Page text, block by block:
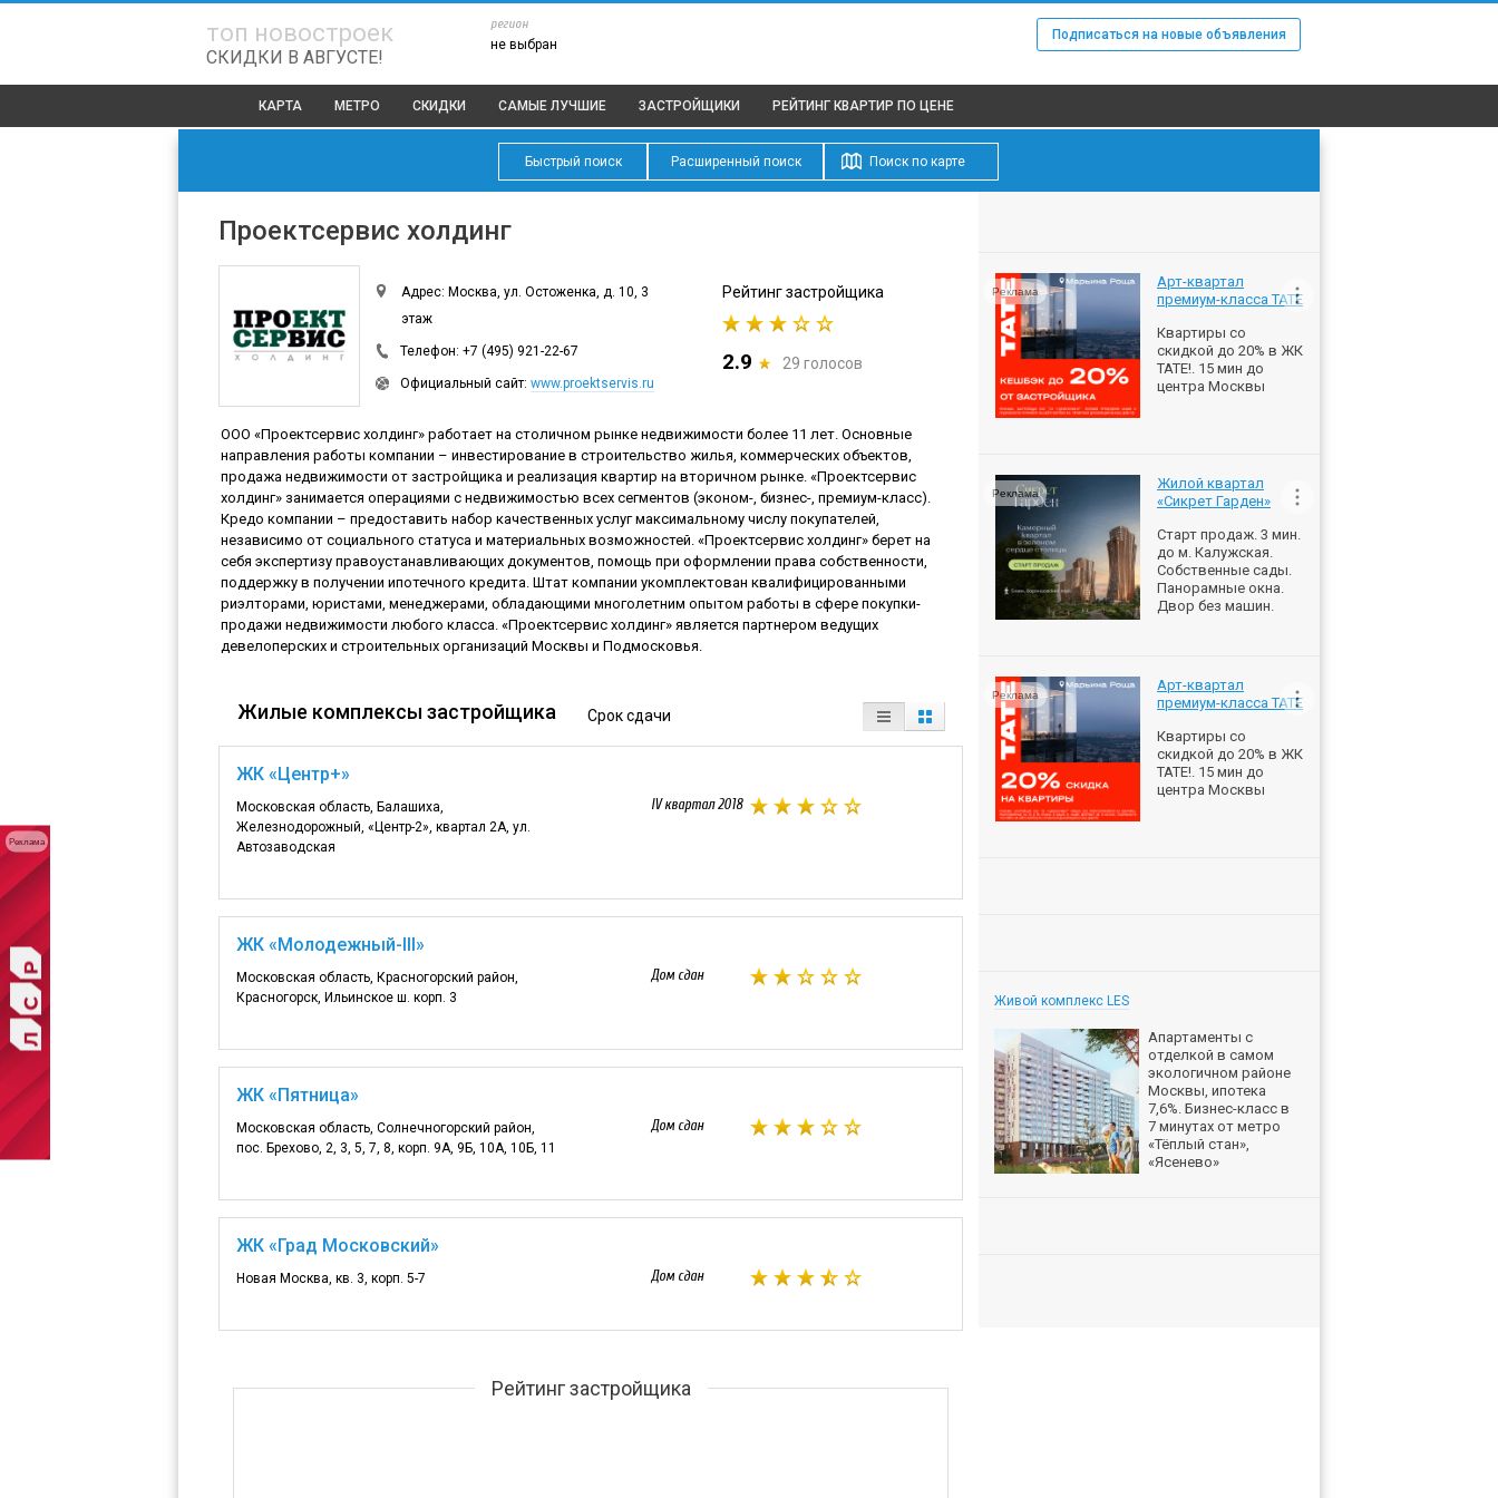
топ новостроек
СКИДКИ В АВГУСТЕ!
регион
не выбран
Подписаться на новые объявления
КАРТА МЕТРО СКИДКИ САМЫЕ ЛУЧШИЕ ЗАСТРОЙЩИКИ РЕЙТИНГ КВАРТИР ПО ЦЕНЕ
Быстрый поиск Расширенный поиск Поиск по карте
Проектсервис холдинг
Адрес: Москва, ул. Остоженка, д. 10, 3
этаж
Телефон: +7 (495) 921-22-67
Официальный сайт: www.proektservis.ru
Рейтинг застройщика
2.9 29 голосов
ООО «Проектсервис холдинг» работает на столичном рынке недвижимости более 11 лет. Основные
направления работы компании – инвестирование в строительство жилья, коммерческих объектов,
продажа недвижимости от застройщика и реализация квартир на вторичном рынке. «Проектсервис
холдинг» занимается операциями с недвижимостью всех сегментов (эконом-, бизнес-, премиум-класс).
Кредо компании – предоставить набор качественных услуг максимальному числу покупателей,
независимо от социального статуса и материальных возможностей. «Проектсервис холдинг» берет на
себя экспертизу правоустанавливающих документов, помощь при оформлении права собственности,
поддержку в получении ипотечного кредита. Штат компании укомплектован квалифицированными
риэлторами, юристами, менеджерами, обладающими многолетним опытом работы в сфере покупки-
продажи недвижимости любого класса. «Проектсервис холдинг» является партнером ведущих
девелоперских и строительных организаций Москвы и Подмосковья.
Жилые комплексы застройщика Срок сдачи
ЖК «Центр+»
Московская область, Балашиха,
Железнодорожный, «Центр-2», квартал 2А, ул.
Автозаводская
IV квартал 2018
ЖК «Молодежный-III»
Московская область, Красногорский район,
Красногорск, Ильинское ш. корп. 3
Дом сдан
ЖК «Пятница»
Московская область, Солнечногорский район,
пос. Брехово, 2, 3, 5, 7, 8, корп. 9А, 9Б, 10А, 10Б, 11
Дом сдан
ЖК «Град Московский»
Новая Москва, кв. 3, корп. 5-7 Дом сдан
Рейтинг застройщика
Реклама
Арт-квартал
премиум-класса ТАТЕ
Квартиры со
скидкой до 20% в ЖК
ТАТЕ!. 15 мин до
центра Москвы
Реклама
Жилой квартал
«Сикрет Гарден»
Старт продаж. 3 мин.
до м. Калужская.
Собственные сады.
Панорамные окна.
Двор без машин.
Реклама
Арт-квартал
премиум-класса ТАТЕ
Квартиры со
скидкой до 20% в ЖК
ТАТЕ!. 15 мин до
центра Москвы
Реклама
Живой комплекс LES
Апартаменты с
отделкой в самом
экологичном районе
Москвы, ипотека
7,6%. Бизнес-класс в
7 минутах от метро
«Тёплый стан»,
«Ясенево»